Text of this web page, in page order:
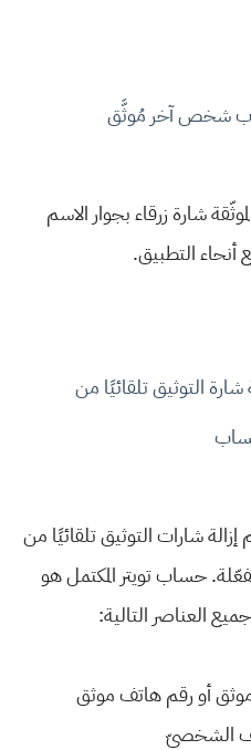
شخص آخر مُوثَّق
شارة زرقاء بجوار الاسم
أنحاء التطبيق.
التوثيق تلقائيًا من
شارات التوثيق تلقائيًا من
حساب تويتر المكتمل هو
العناصر التالية:
موثق أو رقم هاتف موثق
الشخصيّ